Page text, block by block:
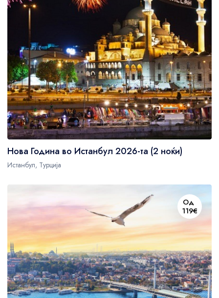
Нова Година во Истанбул 2026-та (2 ноќи)
Истанбул, Турција
Од
119€
Westminster Borough
21
Kensington and Chelsea
78
Oxford Street
679